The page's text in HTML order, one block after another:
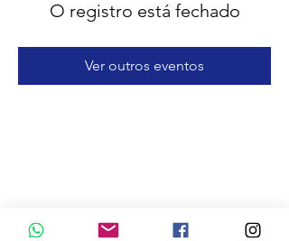
O registro está fechado
Ver outros eventos